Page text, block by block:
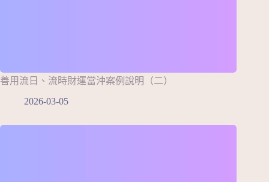
善用流日、流時財運當沖案例說明（二）
2026-03-05